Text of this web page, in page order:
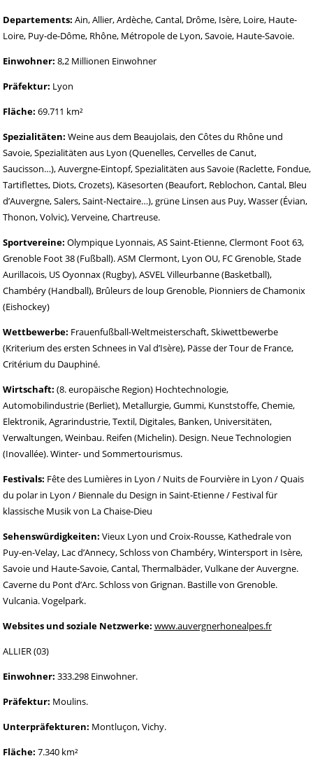
Departements: Ain, Allier, Ardèche, Cantal, Drôme, Isère, Loire, Haute-
Loire, Puy-de-Dôme, Rhône, Métropole de Lyon, Savoie, Haute-Savoie.
Einwohner: 8,2 Millionen Einwohner
Präfektur: Lyon
Fläche: 69.711 km²
Spezialitäten: Weine aus dem Beaujolais, den Côtes du Rhône und
Savoie, Spezialitäten aus Lyon (Quenelles, Cervelles de Canut,
Saucisson…), Auvergne-Eintopf, Spezialitäten aus Savoie (Raclette, Fondue,
Tartiflettes, Diots, Crozets), Käsesorten (Beaufort, Reblochon, Cantal, Bleu
d’Auvergne, Salers, Saint-Nectaire…), grüne Linsen aus Puy, Wasser (Évian,
Thonon, Volvic), Verveine, Chartreuse.
Sportvereine: Olympique Lyonnais, AS Saint-Etienne, Clermont Foot 63,
Grenoble Foot 38 (Fußball). ASM Clermont, Lyon OU, FC Grenoble, Stade
Aurillacois, US Oyonnax (Rugby), ASVEL Villeurbanne (Basketball),
Chambéry (Handball), Brûleurs de loup Grenoble, Pionniers de Chamonix
(Eishockey)
Wettbewerbe: Frauenfußball-Weltmeisterschaft, Skiwettbewerbe
(Kriterium des ersten Schnees in Val d’Isère), Pässe der Tour de France,
Critérium du Dauphiné.
Wirtschaft: (8. europäische Region) Hochtechnologie,
Automobilindustrie (Berliet), Metallurgie, Gummi, Kunststoffe, Chemie,
Elektronik, Agrarindustrie, Textil, Digitales, Banken, Universitäten,
Verwaltungen, Weinbau. Reifen (Michelin). Design. Neue Technologien
(Inovallée). Winter- und Sommertourismus.
Festivals: Fête des Lumières in Lyon / Nuits de Fourvière in Lyon / Quais
du polar in Lyon / Biennale du Design in Saint-Etienne / Festival für
klassische Musik von La Chaise-Dieu
Sehenswürdigkeiten: Vieux Lyon und Croix-Rousse, Kathedrale von
Puy-en-Velay, Lac d’Annecy, Schloss von Chambéry, Wintersport in Isère,
Savoie und Haute-Savoie, Cantal, Thermalbäder, Vulkane der Auvergne.
Caverne du Pont d’Arc. Schloss von Grignan. Bastille von Grenoble.
Vulcania. Vogelpark.
Websites und soziale Netzwerke: www.auvergnerhonealpes.fr
ALLIER (03)
Einwohner: 333.298 Einwohner.
Präfektur: Moulins.
Unterpräfekturen: Montluçon, Vichy.
Fläche: 7.340 km²